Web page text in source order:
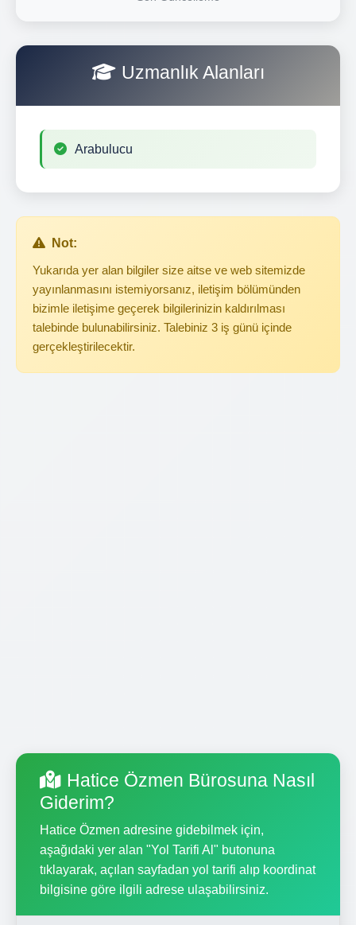
Uzmanlık Alanları
Arabulucu
Not:
Yukarıda yer alan bilgiler size aitse ve web sitemizde
yayınlanmasını istemiyorsanız, iletişim bölümünden
bizimle iletişime geçerek bilgilerinizin kaldırılması
talebinde bulunabilirsiniz. Talebiniz 3 iş günü içinde
gerçekleştirilecektir.
Hatice Özmen Bürosuna Nasıl
Giderim?
Hatice Özmen adresine gidebilmek için,
aşağıdaki yer alan "Yol Tarifi Al" butonuna
tıklayarak, açılan sayfadan yol tarifi alıp koordinat
bilgisine göre ilgili adrese ulaşabilirsiniz.